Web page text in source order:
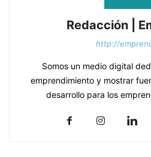
Redacción |
http://
Somos un medio digital
emprendimiento y mostrar
desarrollo para los